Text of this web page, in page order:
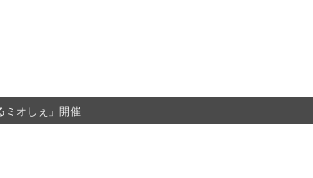
ミオしぇ」開催